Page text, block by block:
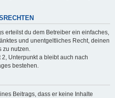
erteilst du dem Betreiber ein einfaches,
und unentgeltliches Recht, deinen
zu nutzen.
Unterpunkt a bleibt auch nach
bestehen.
Beitrags, dass er keine Inhalte